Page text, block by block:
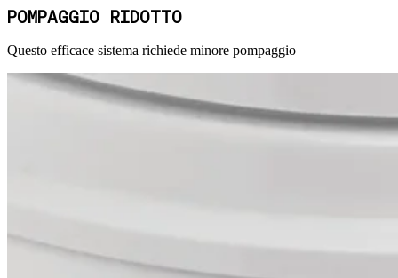
POMPAGGIO RIDOTTO
Questo efficace sistema richiede minore pompaggio